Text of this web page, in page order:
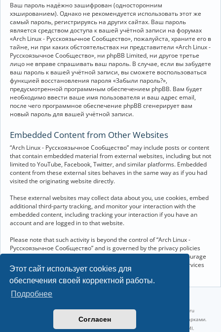
Этот сайт использует cookies для
обеспечения своей корректной работы.
Подробнее
Согласен
Ваш пароль надёжно зашифрован (односторонним
хэшированием). Однако не рекомендуется использовать этот же
самый пароль, регистрируясь на других сайтах. Ваш пароль
является средством доступа к вашей учётной записи на форумах
«Arch Linux - Русскоязычное Сообщество», пожалуйста, храните его в
тайне, ни при каких обстоятельствах ни представители «Arch Linux -
Русскоязычное Сообщество», ни phpBB Limited, ни другое третье
лицо не вправе спрашивать ваш пароль. В случае, если вы забудете
ваш пароль к вашей учётной записи, вы сможете воспользоваться
функцией восстановления пароля «Забыли пароль?»,
предусмотренной программным обеспечением phpBB. Вам будет
необходимо ввести ваше имя пользователя и ваш адрес email,
после чего программное обеспечение phpBB сгенерирует вам
новый пароль для вашей учётной записи.
Embedded Content from Other Websites
“Arch Linux - Русскоязычное Сообщество” may include posts or content
that contain embedded material from external websites, including but not
limited to YouTube, Facebook, Twitter, and similar platforms. Embedded
content from these external sites behaves in the same way as if you had
visited the originating website directly.
These external websites may collect data about you, use cookies, embed
additional third-party tracking, and monitor your interaction with the
embedded content, including tracking your interaction if you have an
account and are logged in to that website.
Please note that such activity is beyond the control of “Arch Linux -
Русскоязычное Сообщество” and is governed by the privacy policies
and terms of service of the respective external websites. We encourage
you to review the privacy and cookie policies of any third-party services
you interact with through embedded content.
Linux 6.18.40-1-lts x86_64 GNU/Linux 2026-07-26 08:48:12 |
vps reg.ru
Название и логотип Arch Linux ™ являются признанными торговыми марками.
Linux ® — зарегистрированная торговая марка Linus Torvalds и LMI.